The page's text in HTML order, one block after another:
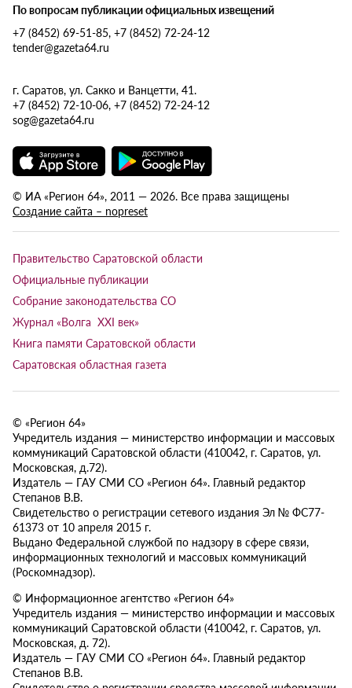
По вопросам публикации официальных извещений
+7 (8452) 69-51-85, +7 (8452) 72-24-12
tender@gazeta64.ru
г. Саратов, ул. Сакко и Ванцетти, 41.
+7 (8452) 72-10-06, +7 (8452) 72-24-12
sog@gazeta64.ru
© ИА «Регион 64», 2011 — 2026. Все права защищены
Создание сайта – nopreset
Правительство Саратовской области
Официальные публикации
Собрание законодательства СО
Журнал «Волга XXI век»
Книга памяти Саратовской области
Саратовская областная газета
© «Регион 64»
Учредитель издания — министерство информации и массовых
коммуникаций Саратовской области (410042, г. Саратов, ул.
Московская, д.72).
Издатель — ГАУ СМИ СО «Регион 64». Главный редактор
Степанов В.В.
Свидетельство о регистрации сетевого издания Эл № ФС77-
61373 от 10 апреля 2015 г.
Выдано Федеральной службой по надзору в сфере связи,
информационных технологий и массовых коммуникаций
(Роскомнадзор).
© Информационное агентство «Регион 64»
Учредитель издания — министерство информации и массовых
коммуникаций Саратовской области (410042, г. Саратов, ул.
Московская, д. 72).
Издатель — ГАУ СМИ СО «Регион 64». Главный редактор
Степанов В.В.